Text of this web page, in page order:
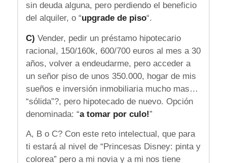
sin deuda alguna, pero perdiendo el beneficio
del alquiler, o “upgrade de piso“.
C) Vender, pedir un préstamo hipotecario
racional, 150/160k, 600/700 euros al mes a 30
años, volver a endeudarme, pero acceder a
un señor piso de unos 350.000, hogar de mis
sueños e inversión inmobiliaria mucho mas…
“sólida”?, pero hipotecado de nuevo. Opción
denominada: “a tomar por culo!”
A, B o C? Con este reto intelectual, que para
ti estará al nivel de “Princesas Disney: pinta y
colorea” pero a mi novia y a mi nos tiene